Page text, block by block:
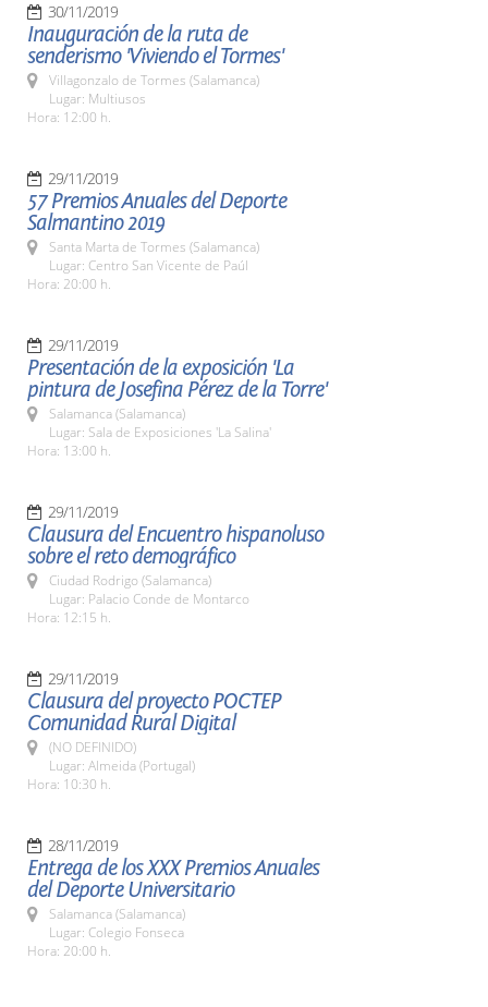
30/11/2019
Inauguración de la ruta de
senderismo 'Viviendo el Tormes'
Villagonzalo de Tormes (Salamanca)
Lugar: Multiusos
Hora: 12:00 h.
29/11/2019
57 Premios Anuales del Deporte
Salmantino 2019
Santa Marta de Tormes (Salamanca)
Lugar: Centro San Vicente de Paúl
Hora: 20:00 h.
29/11/2019
Presentación de la exposición 'La
pintura de Josefina Pérez de la Torre'
Salamanca (Salamanca)
Lugar: Sala de Exposiciones 'La Salina'
Hora: 13:00 h.
29/11/2019
Clausura del Encuentro hispanoluso
sobre el reto demográfico
Ciudad Rodrigo (Salamanca)
Lugar: Palacio Conde de Montarco
Hora: 12:15 h.
29/11/2019
Clausura del proyecto POCTEP
Comunidad Rural Digital
(NO DEFINIDO)
Lugar: Almeida (Portugal)
Hora: 10:30 h.
28/11/2019
Entrega de los XXX Premios Anuales
del Deporte Universitario
Salamanca (Salamanca)
Lugar: Colegio Fonseca
Hora: 20:00 h.